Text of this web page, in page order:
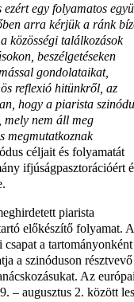
egy folyamatos
arra kérjük a ránk
közösségi találkozások
beszélgetéseken
gondolataikat,
reflexió hitünkről, az
hogy a piarista
nem áll meg
megmutatkoznak
céljait és folyamatát
ifjúságpasztorációért
piarista
előkészítő folyamat. A
a tartományonként
a szinóduson résztvevő
Az
– augusztus 2. között